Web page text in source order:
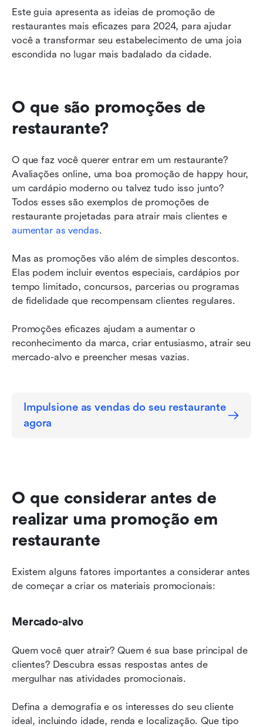
Este guia apresenta as ideias de promoção de
restaurantes mais eficazes para 2024, para ajudar
você a transformar seu estabelecimento de uma joia
escondida no lugar mais badalado da cidade.
O que são promoções de
restaurante?
O que faz você querer entrar em um restaurante?
Avaliações online, uma boa promoção de happy hour,
um cardápio moderno ou talvez tudo isso junto?
Todos esses são exemplos de promoções de
restaurante projetadas para atrair mais clientes e
aumentar as vendas.
Mas as promoções vão além de simples descontos.
Elas podem incluir eventos especiais, cardápios por
tempo limitado, concursos, parcerias ou programas
de fidelidade que recompensam clientes regulares.
Promoções eficazes ajudam a aumentar o
reconhecimento da marca, criar entusiasmo, atrair seu
mercado-alvo e preencher mesas vazias.
Impulsione as vendas do seu restaurante
agora
O que considerar antes de
realizar uma promoção em
restaurante
Existem alguns fatores importantes a considerar antes
de começar a criar os materiais promocionais:
Mercado-alvo
Quem você quer atrair? Quem é sua base principal de
clientes? Descubra essas respostas antes de
mergulhar nas atividades promocionais.
Defina a demografia e os interesses do seu cliente
ideal, incluindo idade, renda e localização. Que tipo